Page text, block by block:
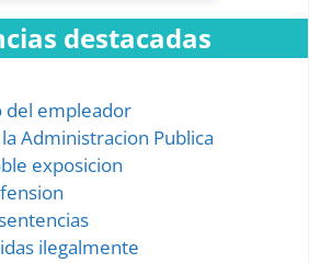
destacadas
del empleador
Administracion Publica
exposicion
ilegalmente